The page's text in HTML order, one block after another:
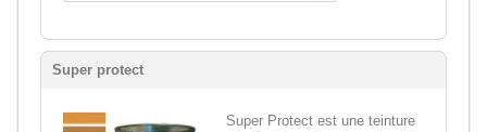
Super protect
Super Protect est une teinture